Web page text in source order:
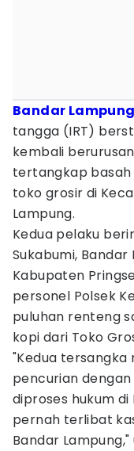
Bandar Lampung
tangga (IRT)
kembali
tertangkap basah
toko grosir di
Lampung.
Kedua pelaku
Sukabumi, Bandar
Kabupaten
personel Polsek
puluhan renteng
kopi dari Toko
"Kedua tersangka
pencurian
diproses hukum di
pernah terlibat
Bandar